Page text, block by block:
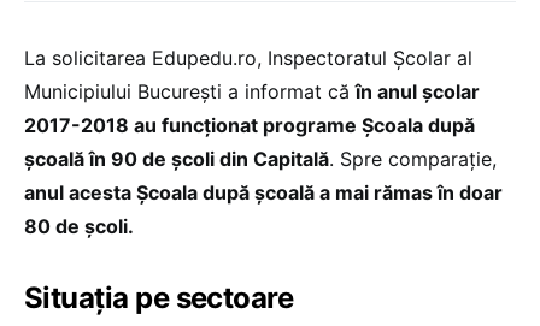
La solicitarea Edupedu.ro, Inspectoratul Școlar al
Municipiului București a informat căîn anul școlar
2017-2018 au funcționat programe Școala după
școală în 90 de școli din Capitală. Spre comparație,
anul acesta Școala după școală a mai rămas în doar
80 de școli.
Situația pe sectoare